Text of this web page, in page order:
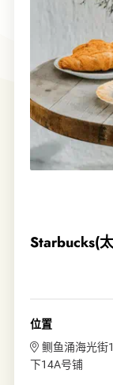
Starbucks(
位置
鲗鱼涌海光街
下14A号铺